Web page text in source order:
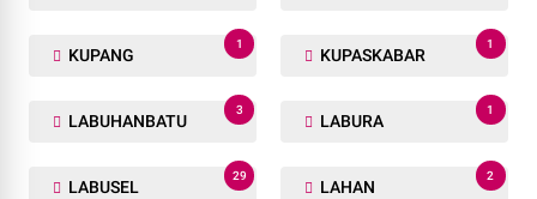
KUPANG
1
KUPASKABAR
1
LABUHANBATU
3
LABURA
1
LABUSEL
29
LAHAN
2